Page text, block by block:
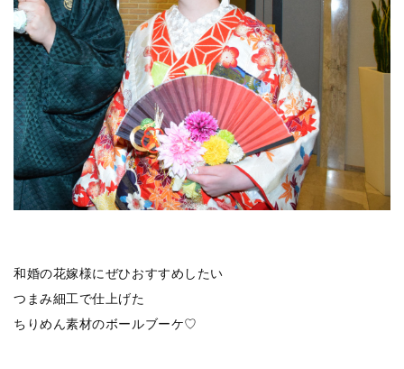
和婚の花嫁様にぜひおすすめしたい
つまみ細工で仕上げた
ちりめん素材のボールブーケ♡